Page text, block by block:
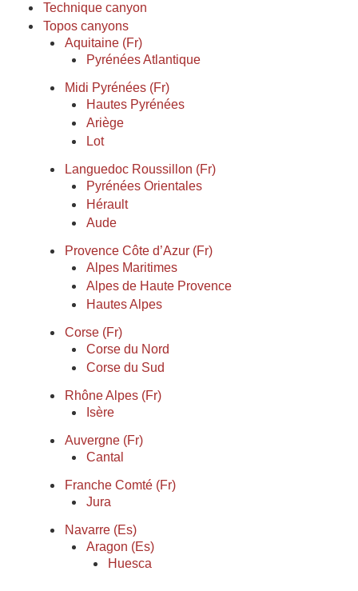
Technique canyon
Topos canyons
Aquitaine (Fr)
Pyrénées Atlantique
Midi Pyrénées (Fr)
Hautes Pyrénées
Ariège
Lot
Languedoc Roussillon (Fr)
Pyrénées Orientales
Hérault
Aude
Provence Côte d’Azur (Fr)
Alpes Maritimes
Alpes de Haute Provence
Hautes Alpes
Corse (Fr)
Corse du Nord
Corse du Sud
Rhône Alpes (Fr)
Isère
Auvergne (Fr)
Cantal
Franche Comté (Fr)
Jura
Navarre (Es)
Aragon (Es)
Huesca